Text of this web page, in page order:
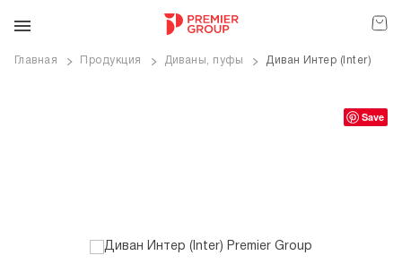
Главная Продукция Диваны, пуфы Диван Интер (Inter)
Save